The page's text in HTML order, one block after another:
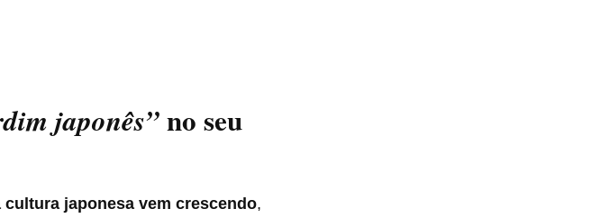
japonês”no seu
japonesa vem crescendo,